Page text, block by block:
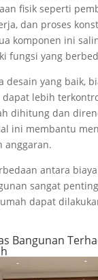
fisik seperti
dan proses
komponen ini
fungsi yang
desain yang baik,
lebih
dihitung dan
ini membantu
anggaran.
antara
sangat
dapat
Bangunan